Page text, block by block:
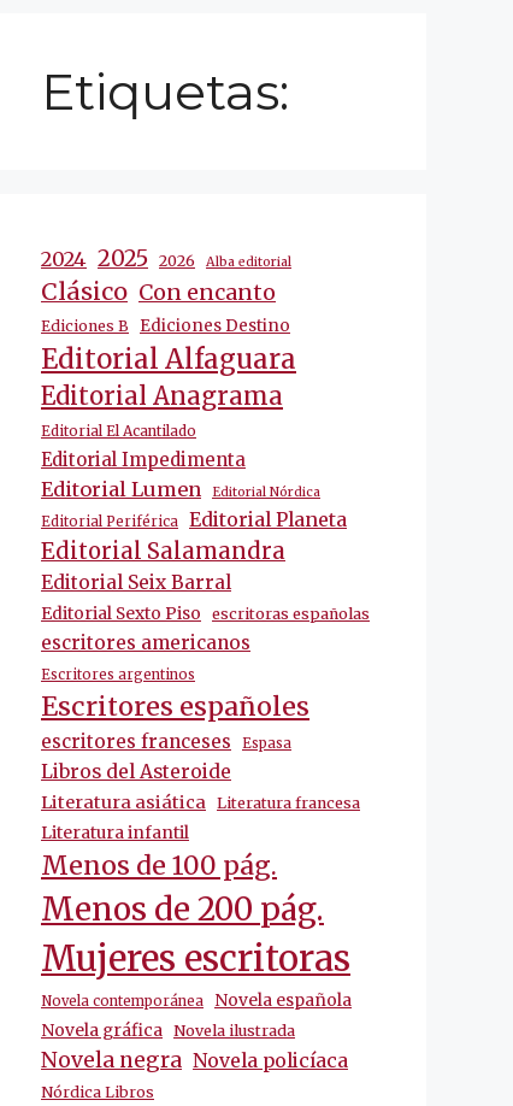
Etiquetas:
2024 2025 2026 Alba editorial
Clásico Con encanto
Ediciones B Ediciones Destino
Editorial Alfaguara
Editorial Anagrama
Editorial El Acantilado
Editorial Impedimenta
Editorial Lumen Editorial Nórdica
Editorial Periférica Editorial Planeta
Editorial Salamandra
Editorial Seix Barral
Editorial Sexto Piso escritoras españolas
escritores americanos
Escritores argentinos
Escritores españoles
escritores franceses Espasa
Libros del Asteroide
Literatura asiática Literatura francesa
Literatura infantil
Menos de 100 pág.
Menos de 200 pág.
Mujeres escritoras
Novela contemporánea
Novela española
Novela gráfica Novela ilustrada
Novela negra Novela policíaca
Nórdica Libros